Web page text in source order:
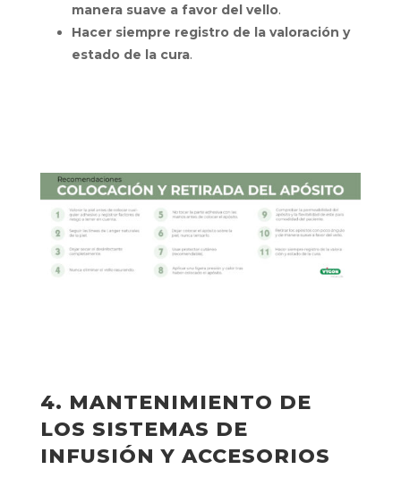
manera suave a favor del vello.
Hacer siempre registro de la valoración y
estado de la cura.
4. MANTENIMIENTO DE
LOS SISTEMAS DE
INFUSIÓN Y ACCESORIOS